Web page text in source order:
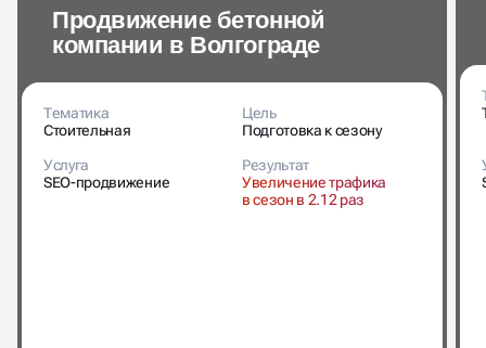
Продвижение бетонной
компании в Волгограде
Тематика
Стоительная
Цель
Подготовка к сезону
Услуга
SEO-продвижение
Результат
Увеличение трафика
в сезон в 2.12 раз